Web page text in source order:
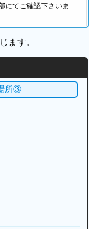
にてご確認下さいま
ます。
所③